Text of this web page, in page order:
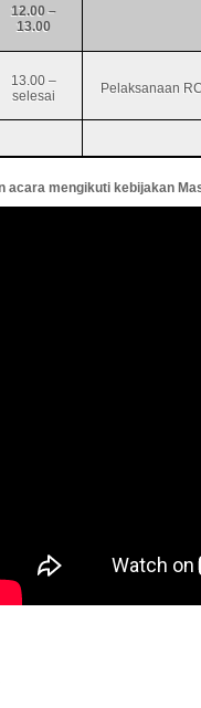
12.00 –
13.00
13.00 –
selesai
Pelaksanaan
acara mengikuti kebijakan